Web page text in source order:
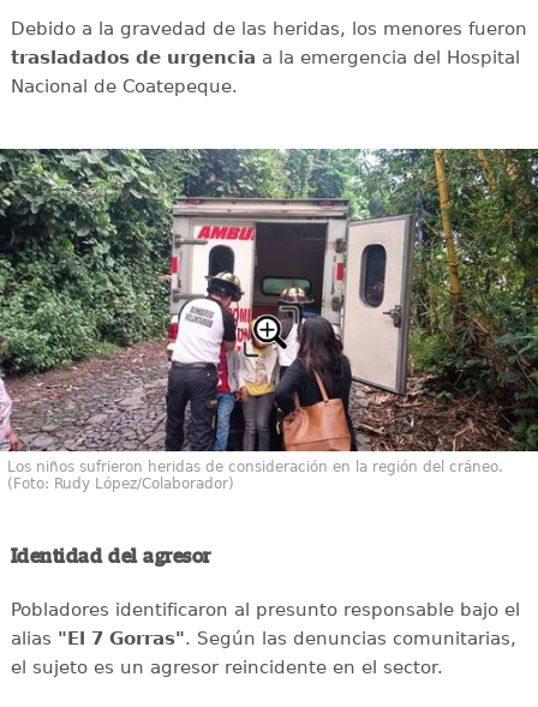
Debido a la gravedad de las heridas, los menores fueron
trasladados de urgencia a la emergencia del Hospital
Nacional de Coatepeque.
Los niños sufrieron heridas de consideración en la región del cráneo.
(Foto: Rudy López/Colaborador)
Identidad del agresor
Pobladores identificaron al presunto responsable bajo el
alias "El 7 Gorras". Según las denuncias comunitarias,
el sujeto es un agresor reincidente en el sector.